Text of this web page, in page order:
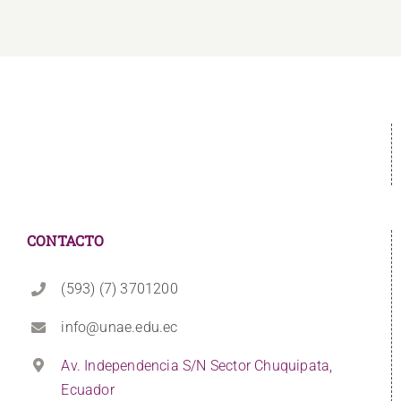
CONTACTO
(593) (7) 3701200
info@unae.edu.ec
Av. Independencia S/N Sector Chuquipata,
Ecuador